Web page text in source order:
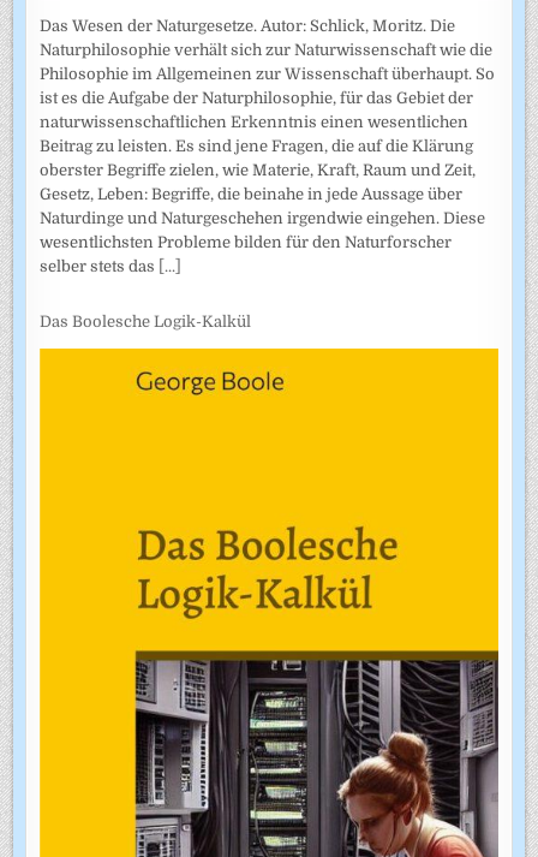
Das Wesen der Naturgesetze. Autor: Schlick, Moritz. Die
Naturphilosophie verhält sich zur Naturwissenschaft wie die
Philosophie im Allgemeinen zur Wissenschaft überhaupt. So
ist es die Aufgabe der Naturphilosophie, für das Gebiet der
naturwissenschaftlichen Erkenntnis einen wesentlichen
Beitrag zu leisten. Es sind jene Fragen, die auf die Klärung
oberster Begriffe zielen, wie Materie, Kraft, Raum und Zeit,
Gesetz, Leben: Begriffe, die beinahe in jede Aussage über
Naturdinge und Naturgeschehen irgendwie eingehen. Diese
wesentlichsten Probleme bilden für den Naturforscher
selber stets das [...]
Das Boolesche Logik-Kalkül